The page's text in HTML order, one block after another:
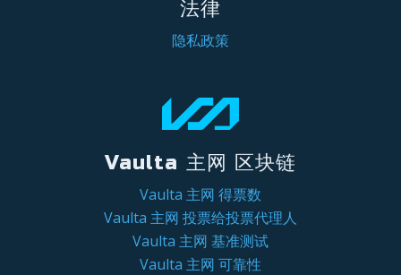
法律
隐私政策
Vaulta 主网 区块链
Vaulta 主网 得票数
Vaulta 主网 投票给投票代理人
Vaulta 主网 基准测试
Vaulta 主网 可靠性